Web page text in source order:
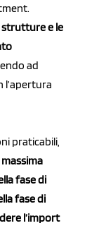
strutture e le
ad
l’apertura
praticabili,
massima
fase di
fase di
l’import